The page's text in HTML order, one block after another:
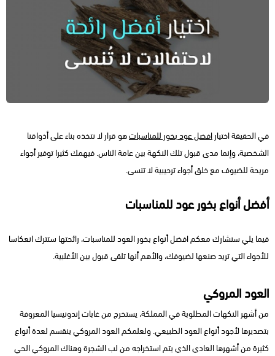
في الحقيقة اختيارافضل عود بخور للمناسباتهو قرار لا نتخذه بناء على أذواقنا
الشخصية، وإنما مدى قبول تلك النكهة بين عامة الناس. فيهمك كثيرا توفير أجواء
مريحة للضيوف مع خلق أجواء ترحيبية لا تنسى.
أفضل أنواع بخور عود للمناسبات
فيما يلي سنشارك معكم افضل أنواع بخور العود للمناسبات، رائحتها ستترك انعكاسا
للأجواء التي تريد صنعها لضيوفك، والأهم أنها تلقى قبول بين الأغلبية.
العود المروكي
من أشهر النكهات المطلوبة في المملكة، يستخرج من غابات إندونيسيا المعروفة
بتصديرها لأجود أنواع العود الطبيعي. ولعلمكم العود المروكي ينقسم لعدة أنواع
كثيرة من أشهرها العادي الذي يتم استخراجه من لب الشجرة وهناك المروكي الحي